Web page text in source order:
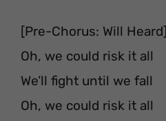
[Pre-Chorus: Will Heard]
Oh, we could risk it all
We’ll fight until we fall
Oh, we could risk it all